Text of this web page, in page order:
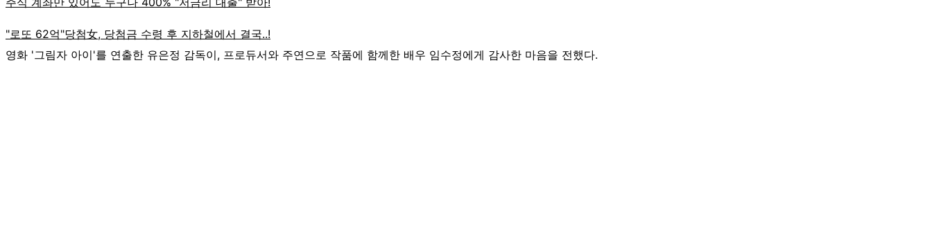
영화 '그림자 아이'를 연출한 유은정 감독이, 프로듀서와 주연으로 작품에 함께한 배우 임수정에게 감사한 마음을 전했다.